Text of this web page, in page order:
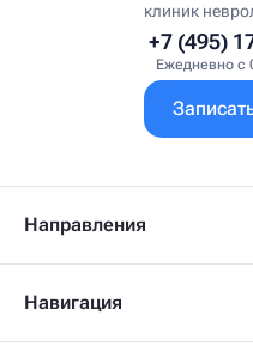
клиник
+7 (495)
Ежедневно с
Направления
Навигация